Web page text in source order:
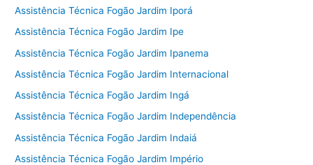
Assistência Técnica Fogão Jardim Iporá
Assistência Técnica Fogão Jardim Ipe
Assistência Técnica Fogão Jardim Ipanema
Assistência Técnica Fogão Jardim Internacional
Assistência Técnica Fogão Jardim Ingá
Assistência Técnica Fogão Jardim Independência
Assistência Técnica Fogão Jardim Indaiá
Assistência Técnica Fogão Jardim Império